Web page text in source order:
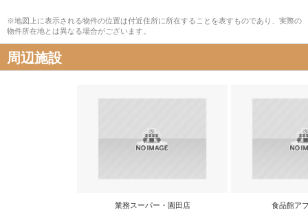
※地図上に表示される物件の位置は付近住所に所在することを表すものであり、実際の
物件所在地とは異なる場合がございます。
周辺施設
業務スーパー・園田店 食品館ア